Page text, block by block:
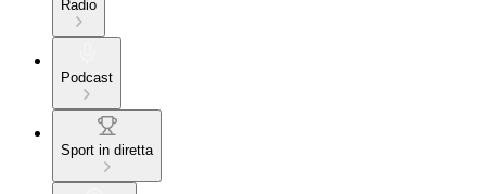
Radio
Podcast
Sport in diretta